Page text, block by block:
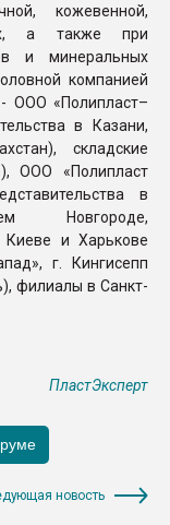
кожевенной,
а также при
и минеральных
компанией
- ООО «Полипласт–
в Казани,
складские
ООО «Полипласт
в
Новгороде,
Киеве и Харькове
г. Кингисепп
филиалы в Санкт-
ПластЭксперт
новость